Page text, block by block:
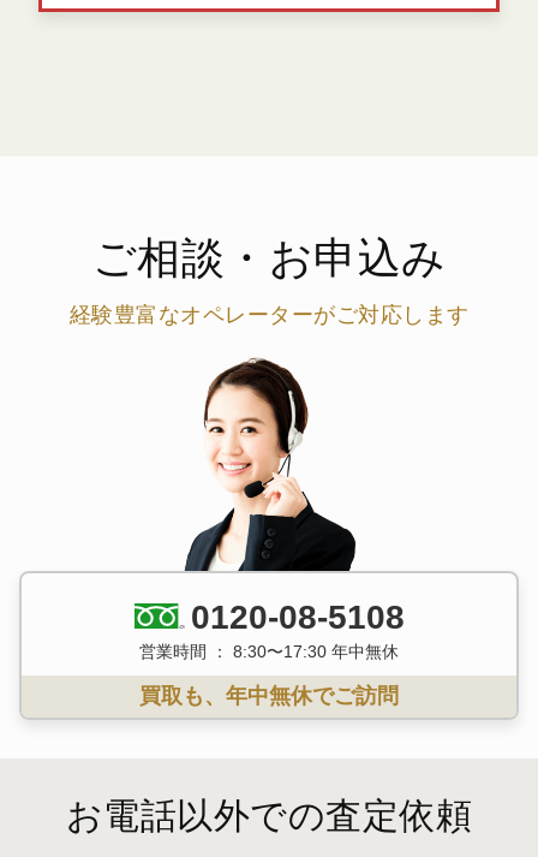
ご相談・お申込み
経験豊富なオペレーターがご対応します
0120-08-5108
営業時間 ： 8:30〜17:30 年中無休
買取も、年中無休でご訪問
お電話以外での査定依頼